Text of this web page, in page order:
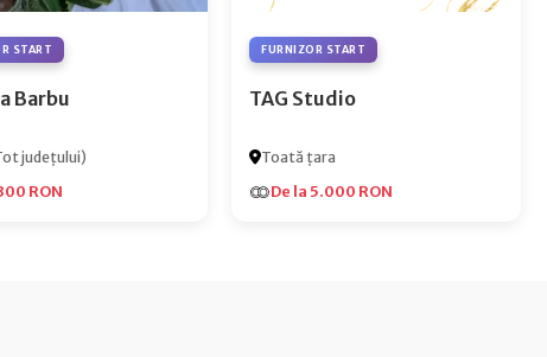
START
Barbu
județului)
RON
FURNIZOR START
TAG Studio
Toată țara
De la 5.000 RON